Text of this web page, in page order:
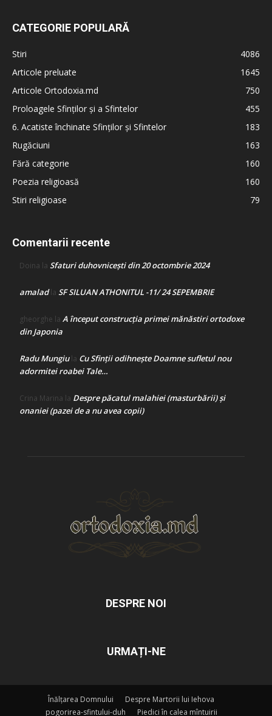
CATEGORIE POPULARĂ
Stiri
4086
Articole preluate
1645
Articole Ortodoxia.md
750
Proloagele Sfinților și a Sfintelor
455
6. Acatiste închinate Sfinților și Sfintelor
183
Rugăciuni
163
Fără categorie
160
Poezia religioasă
160
Stiri religioase
79
Comentarii recente
Doina la Sfaturi duhovnicești din 20 octombrie 2024
amaladla SF SILUAN ATHONITUL -11/ 24 SEPEMBRIE
gheorghe la A început construcţia primei mănăstiri ortodoxe
din Japonia
Radu Mungiula Cu Sfinții odihnește Doamne sufletul nou
adormitei roabei Tale…
Crina Marina la Despre păcatul malahiei (masturbării) şi
onaniei (pazei de a nu avea copii)
DESPRE NOI
URMAȚI-NE
Înălțarea Domnului
Despre Martorii lui Iehova
pogorirea-sfintului-duh
Piedici în calea mîntuirii